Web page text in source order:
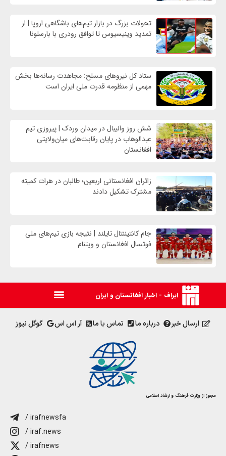
تحولات بزرگ در بازار تیم‌های باشگاهی اروپا | از
تمدید وینیسیوس تا توافق رودری با بارسلونا
ستاد کل نیروهای مسلح: مجاهدت رسانه‌ها بخش
مهمی از منظومه قدرت ملی ایران است
شش روز والیبال در میدان وردک | پیروزی تیم
عبدالوهاب در پایان رقابت‌های میان‌ولایتی
افغانستان
زائران افغانستانی اربعین؛ طالبان در هرات کمیته
مشترک تشکیل دادند
جام کانتیننتال تایلند | نتیجه بازی تیم‌های ملی
فوتسال افغانستان و ویتنام
ایراف - اخبار افغانستان و ایران
ارسال خبر درباره ما تماس با ما آر اس اس گوگل نیوز
مجوز از وزارت فرهنگ و ارشاد اسلامی
/ irafnewsfa
/ iraf.news
/ irafnews